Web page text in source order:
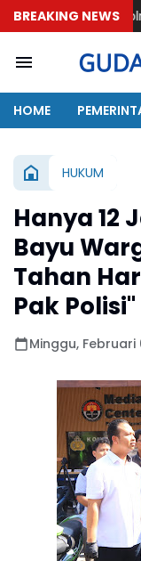
BREAKING NEWS
Pimpin
HOME
HUKUM
Hanya 12
Bayu
Tahan
Pak Polisi"
Minggu, Februari